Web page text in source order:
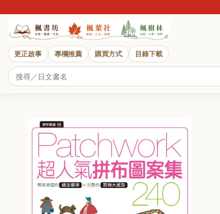
更正啟事 專欄推薦 購買方式 目錄下載